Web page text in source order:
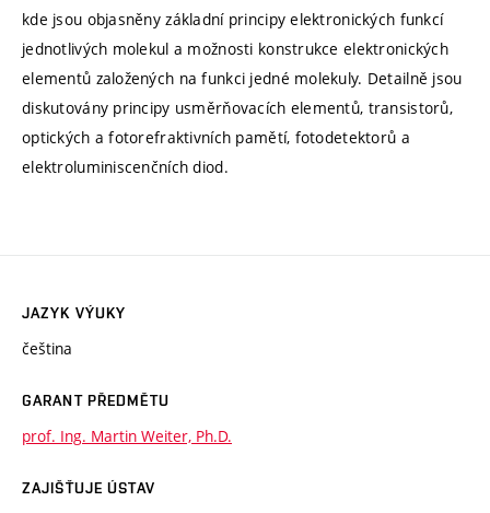
kde jsou objasněny základní principy elektronických funkcí
jednotlivých molekul a možnosti konstrukce elektronických
elementů založených na funkci jedné molekuly. Detailně jsou
diskutovány principy usměrňovacích elementů, transistorů,
optických a fotorefraktivních pamětí, fotodetektorů a
elektroluminiscenčních diod.
JAZYK VÝUKY
čeština
GARANT PŘEDMĚTU
prof. Ing. Martin Weiter, Ph.D.
ZAJIŠŤUJE ÚSTAV